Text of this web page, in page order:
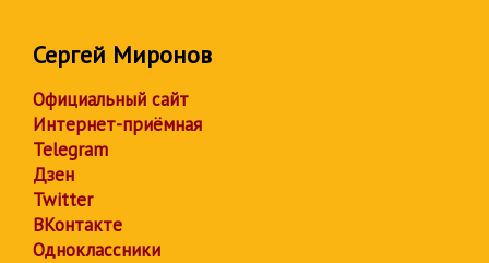
Сергей Миронов
Официальный сайт
Интернет-приёмная
Telegram
Дзен
Twitter
ВКонтакте
Одноклассники